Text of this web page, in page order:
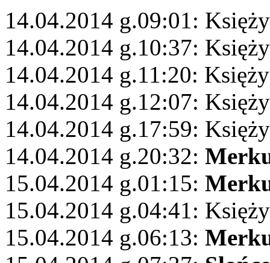
14.04.2014 g.09:01:
14.04.2014 g.10:37:
14.04.2014 g.11:20:
14.04.2014 g.12:07:
14.04.2014 g.17:59:
14.04.2014 g.20:32:
15.04.2014 g.01:15:
15.04.2014 g.04:41:
15.04.2014 g.06:13: